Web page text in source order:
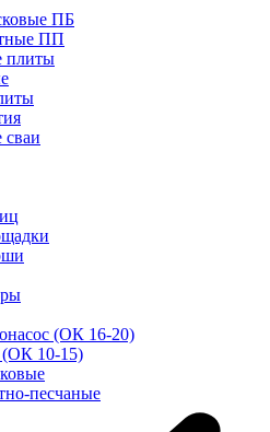
ПБ
ПП
плиты
сваи
(ОК 16-20)
(ОК 10-15)
песчаные